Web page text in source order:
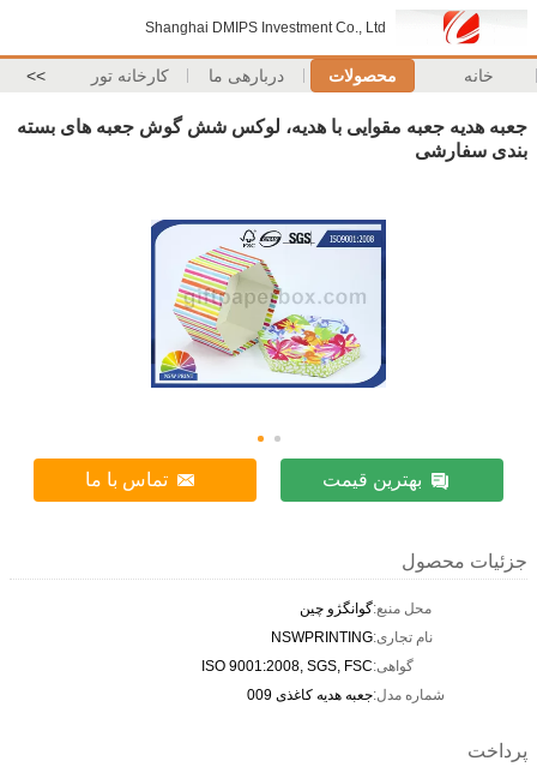
Shanghai DMIPS Investment Co., Ltd
خانه محصولات دربارهی ما کارخانه تور >>
جعبه هدیه جعبه مقوایی با هدیه، لوکس شش گوش جعبه های بسته
بندی سفارشی
بهترین قیمت تماس با ما
جزئیات محصول
محل منبع:گوانگژو چین
نام تجاری:NSWPRINTING
گواهی:ISO 9001:2008, SGS, FSC
شماره مدل:جعبه هدیه کاغذی 009
پرداخت